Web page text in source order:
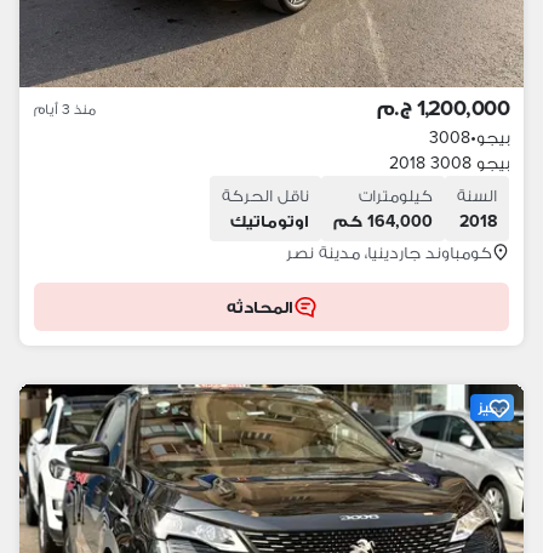
1,200,000 ج.م منذ 3 أيام
بيجو•
3008
بيجو 3008 2018
السنة
2018
كيلومترات
164,000 كم
ناقل الحركة
اوتوماتيك
كومباوند جاردينيا، مدينة نصر
المحادثه
مميز